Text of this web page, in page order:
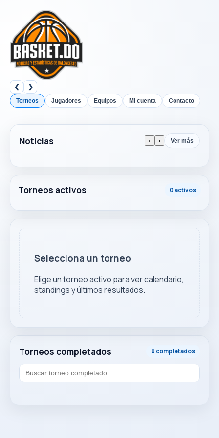
❮ ❯
Torneos Jugadores Equipos Mi cuenta Contacto
Noticias ‹ › Ver más
Torneos activos 0 activos
Torneos completados 0 completados
Selecciona un torneo
Elige un torneo activo para ver calendario,
standings y últimos resultados.